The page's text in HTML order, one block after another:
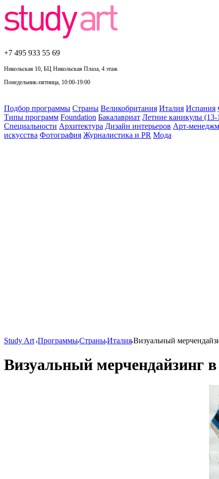
+7 495 933 55 69
Никольская 10, БЦ Никольская Плаза, 4 этаж
Понедельник-пятница, 10:00-19:00
Подбор программы Страны Великобритания Италия Испания
Типы программ Foundation Бакалавриат Летние каникулы (13-
Специальности Архитектура Дизайн интерьеров Арт-
искусства Фотография Журналистика и PR Мода
Study Art ПрограммыСтраныИталияВизуальный
Визуальный мерчендайзинг